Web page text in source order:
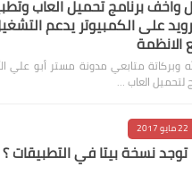
واخف برنامج تحميل العاب
على الكمبيوتر يدعم
الانظمة
وبركاتة متابعي مدونة مستر أبو علي
لتحميل العاب …
22 مايو 2017
توجد نسخة بيتا في التطبيقات